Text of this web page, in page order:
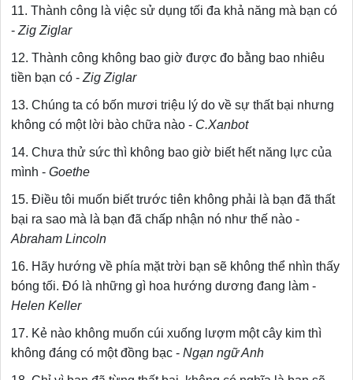
11. Thành công là việc sử dụng tối đa khả năng mà bạn có
-Zig Ziglar
12. Thành công không bao giờ được đo bằng bao nhiêu
tiền bạn có -Zig Ziglar
13. Chúng ta có bốn mươi triệu lý do về sự thất bại nhưng
không có một lời bào chữa nào - C.Xanbot
14. Chưa thử sức thì không bao giờ biết hết năng lực của
mình -Goethe
15. Điều tôi muốn biết trước tiên không phải là bạn đã thất
bại ra sao mà là bạn đã chấp nhận nó như thế nào -
Abraham Lincoln
16. Hãy hướng về phía mặt trời bạn sẽ không thể nhìn thấy
bóng tối. Đó là những gì hoa hướng dương đang làm -
Helen Keller
17. Kẻ nào không muốn cúi xuống lượm một cây kim thì
không đáng có một đồng bạc -Ngạn ngữ Anh